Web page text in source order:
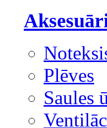
Plēves
Saules